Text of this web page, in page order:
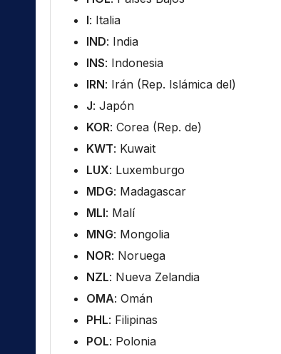
I: Italia
IND: India
INS: Indonesia
IRN: Irán (Rep. Islámica del)
J: Japón
KOR: Corea (Rep. de)
KWT: Kuwait
LUX: Luxemburgo
MDG: Madagascar
MLI: Malí
MNG: Mongolia
NOR: Noruega
NZL: Nueva Zelandia
OMA: Omán
PHL: Filipinas
POL: Polonia